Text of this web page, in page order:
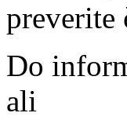
preverite
Do
ali